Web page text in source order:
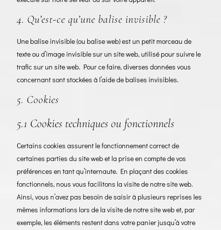
4. Qu’est-ce qu’une balise invisible ?
Une balise invisible (ou balise web) est un petit morceau de
texte ou d’image invisible sur un site web, utilisé pour suivre le
trafic sur un site web. Pour ce faire, diverses données vous
concernant sont stockées à l’aide de balises invisibles.
5. Cookies
5.1 Cookies techniques ou fonctionnels
Certains cookies assurent le fonctionnement correct de
certaines parties du site web et la prise en compte de vos
préférences en tant qu’internaute. En plaçant des cookies
fonctionnels, nous vous facilitons la visite de notre site web.
Ainsi, vous n’avez pas besoin de saisir à plusieurs reprises les
mêmes informations lors de la visite de notre site web et, par
exemple, les éléments restent dans votre panier jusqu’à votre